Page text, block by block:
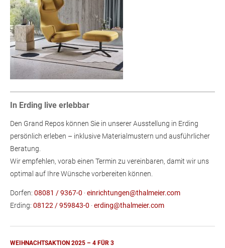
In Erding live erlebbar
Den Grand Repos können Sie in unserer Ausstellung in Erding
persönlich erleben – inklusive Materialmustern und ausführlicher
Beratung.
Wir empfehlen, vorab einen Termin zu vereinbaren, damit wir uns
optimal auf Ihre Wünsche vorbereiten können.
Dorfen: 08081 / 9367-0 ·einrichtungen@thalmeier.com
Erding: 08122 / 959843-0 ·erding@thalmeier.com
WEIHNACHTSAKTION 2025 – 4 FÜR 3